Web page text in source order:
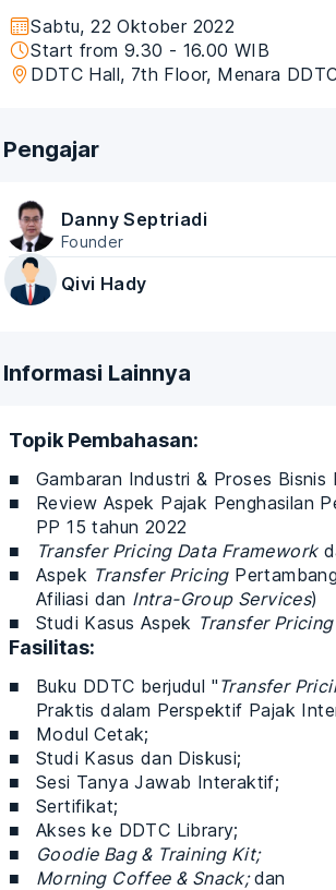
Sabtu, 22 Oktober 2022
Start from 9.30 - 16.00 WIB
DDTC Hall, 7th Floor, Menara
Pengajar
Danny Septriadi
Founder
Qivi Hady
Informasi Lainnya
Topik Pembahasan:
Gambaran Industri & Proses
Review Aspek Pajak Penghasilan
PP 15 tahun 2022
Transfer Pricing Data Framework
Aspek Transfer Pricing
Afiliasi dan Intra-Group Services)
Studi Kasus Aspek Transfer Pricing
Fasilitas:
Buku DDTC berjudul " Transfer
Praktis dalam Perspektif Pajak
Modul Cetak;
Studi Kasus dan Diskusi;
Sesi Tanya Jawab Interaktif;
Sertifikat;
Akses ke DDTC Library;
Goodie Bag & Training Kit;
Morning Coffee & Snack;dan